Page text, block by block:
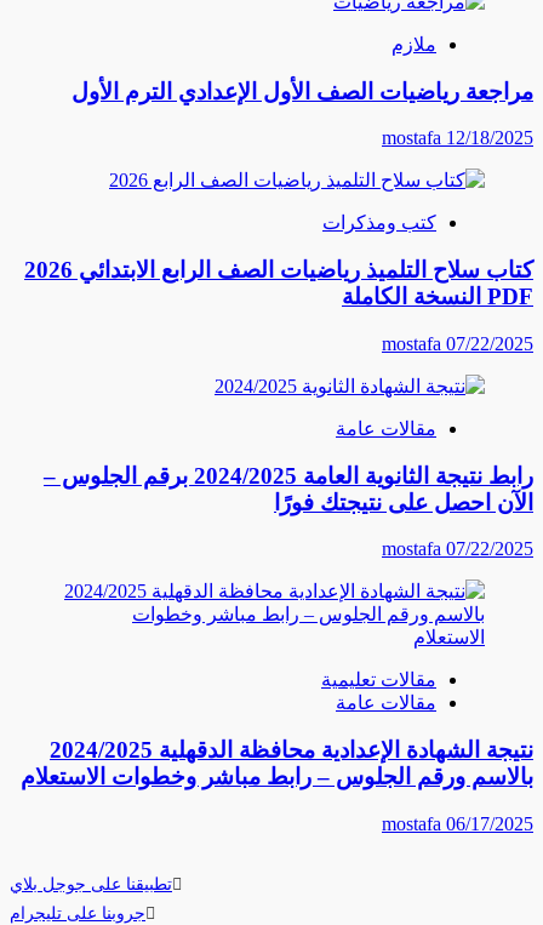
ملازم
مراجعة رياضيات الصف الأول الإعدادي الترم الأول
mostafa 12/18/2025
كتب ومذكرات
كتاب سلاح التلميذ رياضيات الصف الرابع الابتدائي 2026
PDF النسخة الكاملة
mostafa 07/22/2025
مقالات عامة
رابط نتيجة الثانوية العامة 2024/2025 برقم الجلوس –
الآن احصل على نتيجتك فورًا
mostafa 07/22/2025
مقالات تعليمية
مقالات عامة
نتيجة الشهادة الإعدادية محافظة الدقهلية 2024/2025
بالاسم ورقم الجلوس – رابط مباشر وخطوات الاستعلام
mostafa 06/17/2025
تطبيقنا على جوجل بلاي
جروبنا على تليجرام